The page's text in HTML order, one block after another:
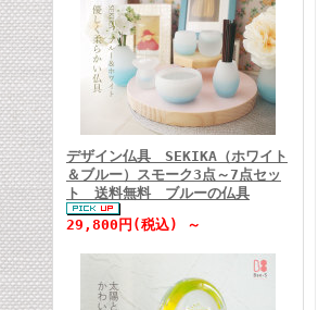
デザイン仏具 SEKIKA（ホワイト
＆ブルー）スモーク3点～7点セッ
ト 送料無料 ブルーの仏具
29,800円(税込) ～